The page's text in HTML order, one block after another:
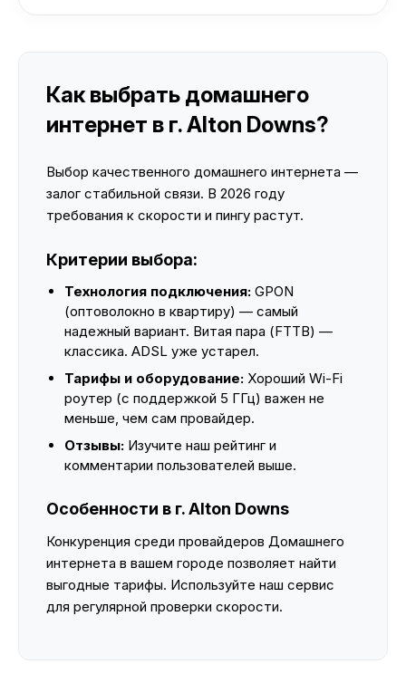
Как выбрать домашнего
интернет в г. Alton Downs?
Выбор качественного домашнего интернета —
залог стабильной связи. В 2026 году
требования к скорости и пингу растут.
Критерии выбора:
Технология подключения: GPON
(оптоволокно в квартиру) — самый
надежный вариант. Витая пара (FTTB) —
классика. ADSL уже устарел.
Тарифы и оборудование: Хороший Wi-Fi
роутер (с поддержкой 5 ГГц) важен не
меньше, чем сам провайдер.
Отзывы: Изучите наш рейтинг и
комментарии пользователей выше.
Особенности в г. Alton Downs
Конкуренция среди провайдеров Домашнего
интернета в вашем городе позволяет найти
выгодные тарифы. Используйте наш сервис
для регулярной проверки скорости.